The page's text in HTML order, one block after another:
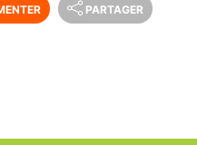
PARTAGER